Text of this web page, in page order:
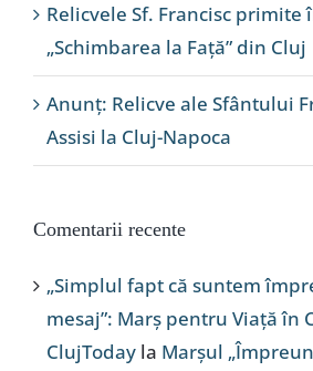
Relicvele Sf. Francisc primite
„Schimbarea la Față” din Cluj
Anunț: Relicve ale Sfântului
Assisi la Cluj-Napoca
Comentarii recente
„Simplul fapt că suntem
mesaj”: Marș pentru Viață în
ClujToday la Marșul